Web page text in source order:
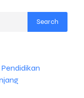
Search
Pendidikan